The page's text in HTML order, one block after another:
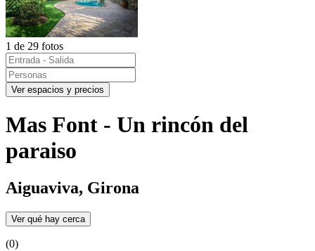
1 de 29 fotos
Ver espacios y precios
Mas Font - Un rincón del
paraiso
Aiguaviva, Girona
Ver qué hay cerca
(0)